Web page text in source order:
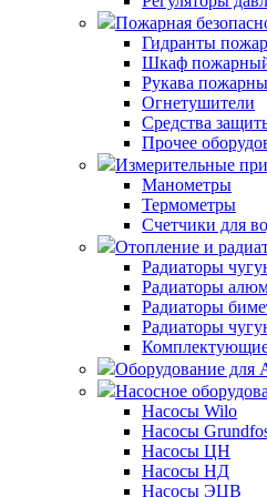
Пожарная
Гидранты
Шкаф
Рукава
Огнетушители
Средства
Прочее
Измерительные
Манометры
Термометры
Счетчики для
Отопление и
Радиаторы
Радиаторы
Радиаторы
Радиаторы
Оборудование для
Насосное
Насосы Wilo
Насосы
Насосы ЦН
Насосы НД
Насосы ЭЦВ